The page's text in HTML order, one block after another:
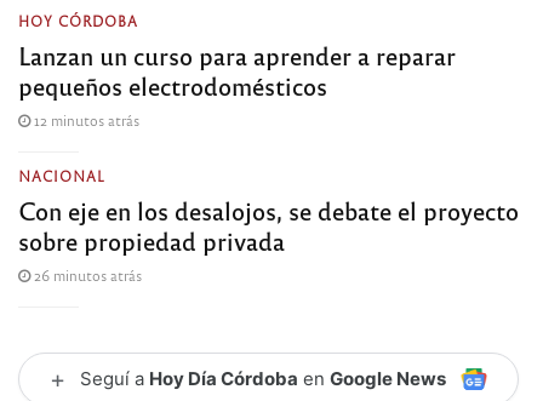
HOY CÓRDOBA
Lanzan un curso para aprender a reparar
pequeños electrodomésticos
12 minutos atrás
NACIONAL
Con eje en los desalojos, se debate el proyecto
sobre propiedad privada
26 minutos atrás
+ Seguí a Hoy Día Córdoba en Google News